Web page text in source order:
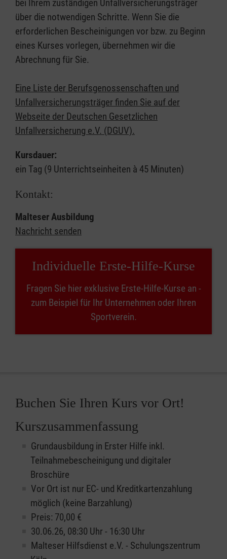
bei Ihrem zuständigen Unfallversicherungsträger
über die notwendigen Schritte. Wenn Sie die
erforderlichen Bescheinigungen vor bzw. zu Beginn
eines Kurses vorlegen, übernehmen wir die
Abrechnung für Sie.
Eine Liste der Berufsgenossenschaften und
Unfallversicherungsträger finden Sie auf der
Webseite der Deutschen Gesetzlichen
Unfallversicherung e.V. (DGUV).
Kursdauer:
ein Tag (9 Unterrichtseinheiten à 45 Minuten)
Kontakt:
Malteser Ausbildung
Nachricht senden
Individuelle Erste-Hilfe-Kurse
Fragen Sie hier exklusive Erste-Hilfe-Kurse an -
zum Beispiel für Ihr Unternehmen oder Ihren
Sportverein.
Buchen Sie Ihren Kurs vor Ort!
Kurszusammenfassung
Grundausbildung in Erster Hilfe inkl.
Teilnahmebescheinigung und digitaler
Broschüre
Vor Ort ist nur EC- und Kreditkartenzahlung
möglich (keine Barzahlung)
Preis: 70,00 €
30.06.26, 08:30 Uhr - 16:30 Uhr
Malteser Hilfsdienst e.V. - Schulungszentrum